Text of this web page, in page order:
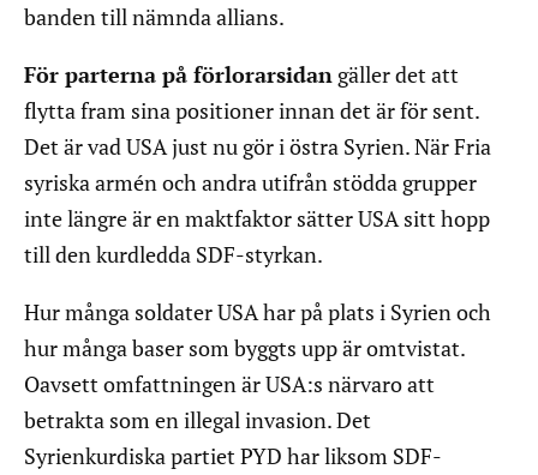
banden till nämnda allians.
För parterna på förlorarsidan gäller det att
flytta fram sina positioner innan det är för sent.
Det är vad USA just nu gör i östra Syrien. När Fria
syriska armén och andra utifrån stödda grupper
inte längre är en maktfaktor sätter USA sitt hopp
till den kurdledda SDF-styrkan.
Hur många soldater USA har på plats i Syrien och
hur många baser som byggts upp är omtvistat.
Oavsett omfattningen är USA:s närvaro att
betrakta som en illegal invasion. Det
Syrienkurdiska partiet PYD har liksom SDF-